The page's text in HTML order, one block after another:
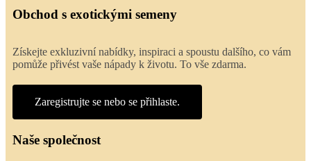
Obchod s exotickými semeny
Získejte exkluzivní nabídky, inspiraci a spoustu dalšího, co vám
pomůže přivést vaše nápady k životu. To vše zdarma.
Zaregistrujte se nebo se přihlaste.
Naše společnost